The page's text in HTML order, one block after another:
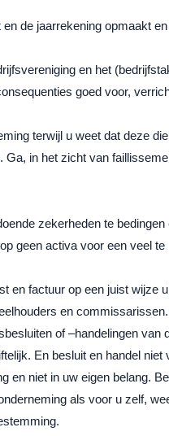
de jaarrekening opmaakt
en het
goed voor,
terwijl u weet dat deze
in het zicht van
zekerheden te
geen activa voor een veel
en factuur op een juist wijze
en
of –handelingen
En besluit en handel
en niet in uw eigen belang.
als voor u zelf,